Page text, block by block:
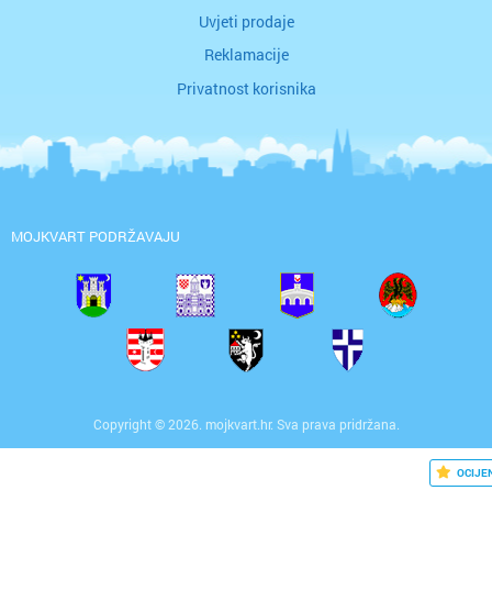
Uvjeti prodaje
Reklamacije
Privatnost korisnika
MOJKVART PODRŽAVAJU
Copyright © 2026. mojkvart.hr. Sva prava pridržana.